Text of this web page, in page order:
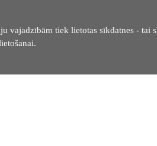
vajadzībām tiek lietotas sīkdatnes - tai